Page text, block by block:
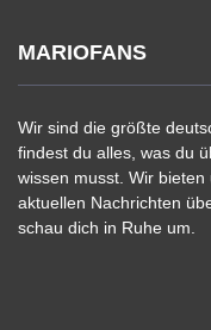
MARIOFANS
Wir sind die größte
findest du alles, was du
wissen musst. Wir
aktuellen Nachrichten
schau dich in Ruhe um.